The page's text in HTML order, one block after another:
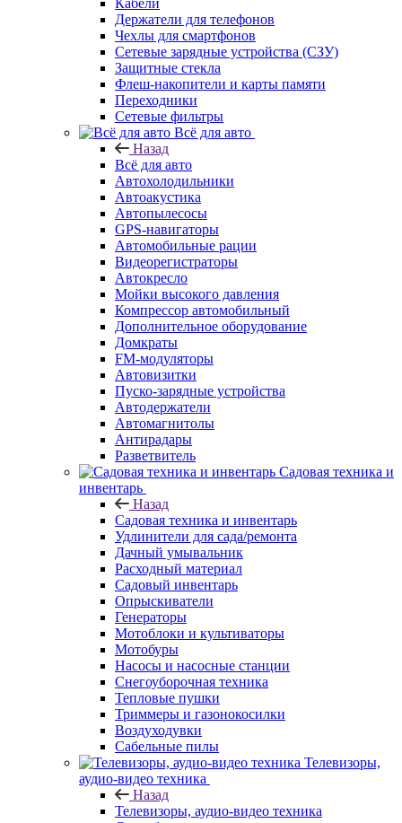
Кабели
Держатели для телефонов
Чехлы для смартфонов
Сетевые зарядные устройства (СЗУ)
Защитные стекла
Флеш-накопители и карты памяти
Переходники
Сетевые фильтры
Всё для авто
Назад
Всё для авто
Автохолодильники
Автоакустика
Автопылесосы
GPS-навигаторы
Автомобильные рации
Видеорегистраторы
Автокресло
Мойки высокого давления
Компрессор автомобильный
Дополнительное оборудование
Домкраты
FM-модуляторы
Автовизитки
Пуско-зарядные устройства
Автодержатели
Автомагнитолы
Антирадары
Разветвитель
Садовая техника и
инвентарь
Назад
Садовая техника и инвентарь
Удлинители для сада/ремонта
Дачный умывальник
Расходный материал
Садовый инвентарь
Опрыскиватели
Генераторы
Мотоблоки и культиваторы
Мотобуры
Насосы и насосные станции
Снегоуборочная техника
Тепловые пушки
Триммеры и газонокосилки
Воздуходувки
Сабельные пилы
Телевизоры,
аудио-видео техника
Назад
Телевизоры, аудио-видео техника